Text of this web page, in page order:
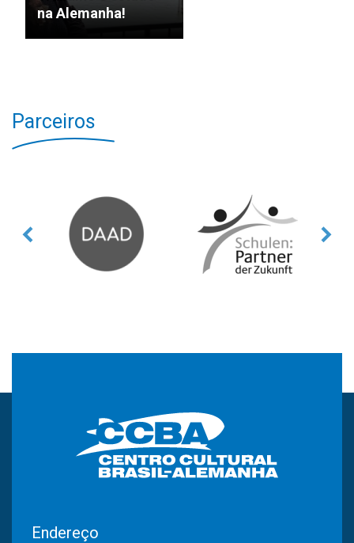
na Alemanha!
Parceiros
Endereço